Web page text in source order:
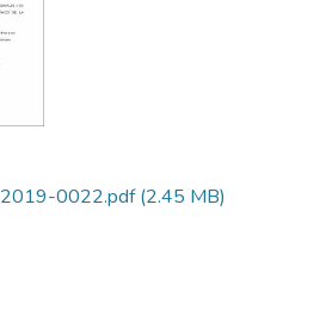
0022.pdf(2.45 MB)